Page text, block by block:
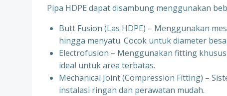
Pipa HDPE dapat disambung menggunakan
Butt Fusion (Las HDPE) – Menggunakan
hingga menyatu. Cocok untuk diameter
Electrofusion – Menggunakan fitting
ideal untuk area terbatas.
Mechanical Joint (Compression Fitting) –
instalasi ringan dan perawatan mudah.